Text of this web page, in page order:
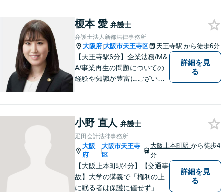
榎本 愛 弁護士
弁護士法人新都法律事務所
大阪府|大阪市天王寺区 天王寺駅 から徒歩6分
【天王寺駅6分】企業法務/M&
A/事業再生の問題についての
経験や知識が豊富にございま
ください。
詳細を見
る
小野 直人 弁護士
疋田会計法律事務所
大阪
府
|
大阪市天王寺
区
大阪上本町駅から徒歩4
分
【大阪上本町駅4分】【交通事
故】大学の講義で「権利の上
に眠る者は保護に値せず」と
詳細を見
る